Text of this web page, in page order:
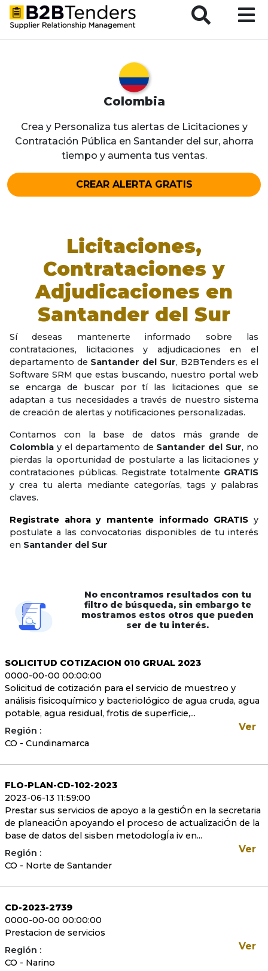
Colombia
Crea y Personaliza tus alertas de Licitaciones y
Contratación Pública en Santander del sur, ahorra
tiempo y aumenta tus ventas.
CREAR ALERTA GRATIS
Licitaciones,
Contrataciones y
Adjudicaciones en
Santander del Sur
Sí deseas mantenerte informado sobre las
contrataciones, licitaciones y adjudicaciones en el
departamento de Santander del Sur, B2BTenders es el
Software SRM que estas buscando, nuestro portal web
se encarga de buscar por tí las licitaciones que se
adaptan a tus necesidades a través de nuestro sistema
de creación de alertas y notificaciones personalizadas.
Contamos con la base de datos más grande de
Colombia y el departamento de Santander del Sur, no
pierdas la oportunidad de postularte a las licitaciones y
contrataciones públicas. Registrate totalmente GRATIS
y crea tu alerta mediante categorías, tags y palabras
claves.
Registrate ahora y mantente informado GRATIS y
postulate a las convocatorias disponibles de tu interés
en Santander del Sur
No encontramos resultados con tu
filtro de búsqueda, sin embargo te
mostramos estos otros que pueden
ser de tu interés.
SOLICITUD COTIZACION 010 GRUAL 2023
0000-00-00 00:00:00
Solicitud de cotización para el servicio de muestreo y
análisis fisicoquímico y bacteriológico de agua cruda, agua
potable, agua residual, frotis de superficie,...
Región :
CO - Cundinamarca
Ver
FLO-PLAN-CD-102-2023
2023-06-13 11:59:00
Prestar sus servicios de apoyo a la gestiÓn en la secretaria
de planeaciÓn apoyando el proceso de actualizaciÓn de la
base de datos del sisben metodologÍa iv en...
Región :
CO - Norte de Santander
Ver
CD-2023-2739
0000-00-00 00:00:00
Prestacion de servicios
Región :
CO - Narino
Ver